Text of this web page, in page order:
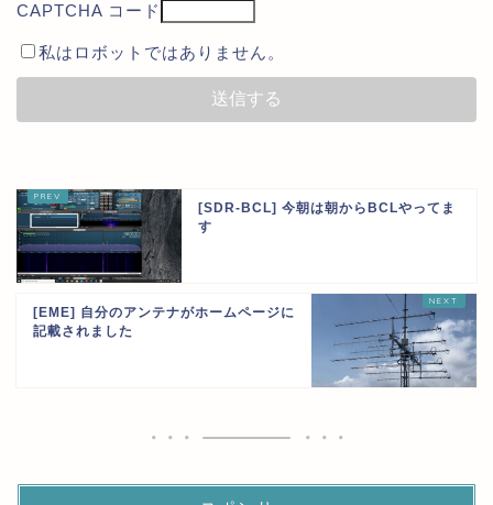
CAPTCHA コード
私はロボットではありません。
[SDR-BCL] 今朝は朝からBCLやってま
す
[EME] 自分のアンテナがホームページに
記載されました